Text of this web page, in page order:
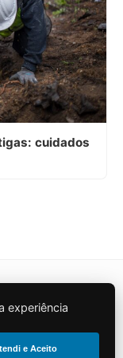
cuidados
os direitos
experiência
e Aceito